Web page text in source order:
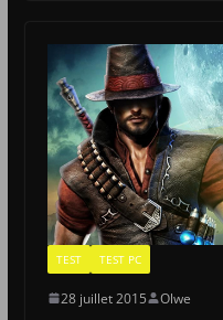
TEST TEST PC
28 juillet 2015 Olwe